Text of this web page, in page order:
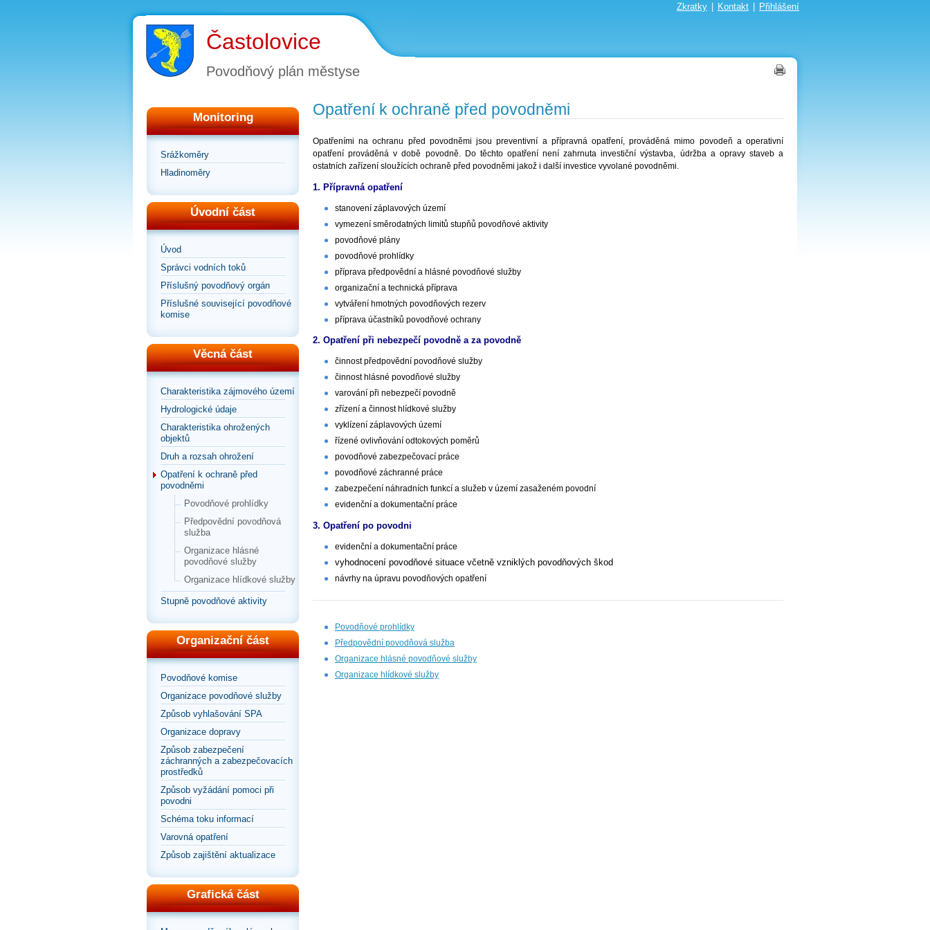
Zkratky Kontakt Přihlášení
Častolovice
Povodňový plán městyse
Monitoring
Srážkoměry
Hladinoměry
Úvodní část
Úvod
Správci vodních toků
Příslušný povodňový orgán
Příslušné související povodňové
komise
Věcná část
Charakteristika zájmového území
Hydrologické údaje
Charakteristika ohrožených
objektů
Druh a rozsah ohrožení
Opatření k ochraně před
povodněmi
Povodňové prohlídky
Předpovědní povodňová
služba
Organizace hlásné
povodňové služby
Organizace hlídkové služby
Stupně povodňové aktivity
Organizační část
Povodňové komise
Organizace povodňové služby
Způsob vyhlašování SPA
Organizace dopravy
Způsob zabezpečení
záchranných a zabezpečovacích
prostředků
Způsob vyžádání pomoci při
povodni
Schéma toku informací
Varovná opatření
Způsob zajištění aktualizace
Grafická část
Opatření k ochraně před povodněmi
Opatřeními na ochranu před povodněmi jsou preventivní a přípravná opatření, prováděná mimo povodeň a operativní
opatření prováděná v době povodně. Do těchto opatření není zahrnuta investiční výstavba, údržba a opravy staveb a
ostatních zařízení sloužících ochraně před povodněmi jakož i další investice vyvolané povodněmi.
1. Přípravná opatření
stanovení záplavových území
vymezení směrodatných limitů stupňů povodňové aktivity
povodňové plány
povodňové prohlídky
příprava předpovědní a hlásné povodňové služby
organizační a technická příprava
vytváření hmotných povodňových rezerv
příprava účastníků povodňové ochrany
2. Opatření při nebezpečí povodně a za povodně
činnost předpovědní povodňové služby
činnost hlásné povodňové služby
varování při nebezpečí povodně
zřízení a činnost hlídkové služby
vyklízení záplavových území
řízené ovlivňování odtokových poměrů
povodňové zabezpečovací práce
povodňové záchranné práce
zabezpečení náhradních funkcí a služeb v území zasaženém povodní
evidenční a dokumentační práce
3. Opatření po povodni
evidenční a dokumentační práce
vyhodnocení povodňové situace včetně vzniklých povodňových škod
návrhy na úpravu povodňových opatření
Povodňové prohlídky
Předpovědní povodňová služba
Organizace hlásné povodňové služby
Organizace hlídkové služby